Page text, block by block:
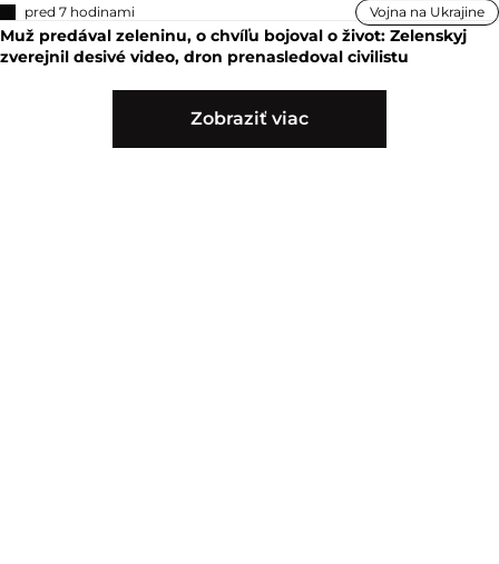
pred 7 hodinami Vojna na Ukrajine
Muž predával zeleninu, o chvíľu bojoval o život: Zelenskyj
zverejnil desivé video, dron prenasledoval civilistu
Zobraziť viac